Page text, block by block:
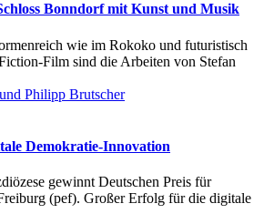
Bonndorf mit Kunst und Musik
wie im Rokoko und futuristisch
Film sind die Arbeiten von Stefan
Demokratie-Innovation
gewinnt Deutschen Preis für
(pef). Großer Erfolg für die digitale